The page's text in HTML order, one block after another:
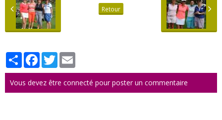
Retour
PartagerFacebook
Twitter
Vous devez être connecté pour poster un commentaire